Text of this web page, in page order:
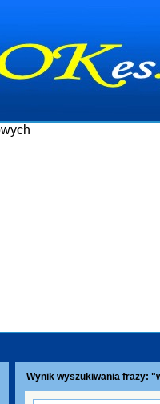
Wynik wyszukiwania frazy: